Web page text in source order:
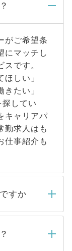
がご希望条
にマッチし
です。
しい」
たい」
探してい
キャリアパ
勤求人はも
仕事紹介も
すか
担当者がご
もしくは